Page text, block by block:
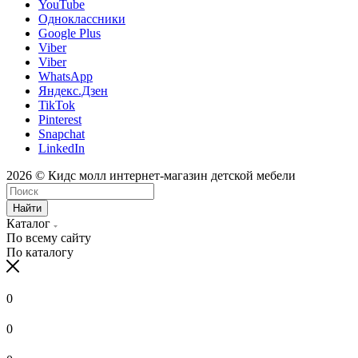
YouTube
Одноклассники
Google Plus
Viber
Viber
WhatsApp
Яндекс.Дзен
TikTok
Pinterest
Snapchat
LinkedIn
2026 © Кидс молл интернет-магазин детской мебели
Найти
Каталог
По всему сайту
По каталогу
0
0